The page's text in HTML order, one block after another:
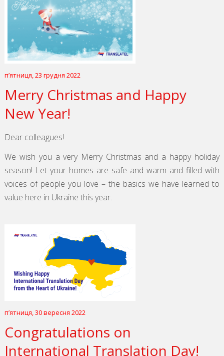
пʼятниця, 23 грудня 2022
Merry Christmas and Happy
New Year!
Dear colleagues!
We wish you a very Merry Christmas and a happy holiday
season! Let your homes are safe and warm and filled with
voices of people you love – the basics we have learned to
value here in Ukraine this year.
пʼятниця, 30 вересня 2022
Congratulations on
International Translation Day!